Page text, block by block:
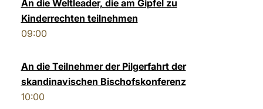
An die Weltleader, die am Gipfel zu
Kinderrechten teilnehmen
09:00
An die Teilnehmer der Pilgerfahrt der
skandinavischen Bischofskonferenz
10:00